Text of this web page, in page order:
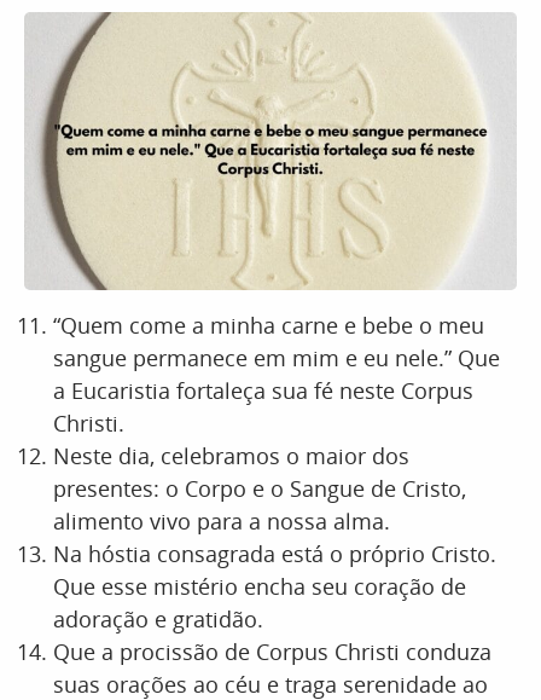
“Quem come a minha carne e bebe o meu
sangue permanece em mim e eu nele.” Que
a Eucaristia fortaleça sua fé neste Corpus
Christi.
Neste dia, celebramos o maior dos
presentes: o Corpo e o Sangue de Cristo,
alimento vivo para a nossa alma.
Na hóstia consagrada está o próprio Cristo.
Que esse mistério encha seu coração de
adoração e gratidão.
Que a procissão de Corpus Christi conduza
suas orações ao céu e traga serenidade ao